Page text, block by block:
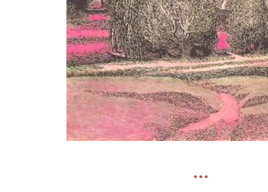
* * *